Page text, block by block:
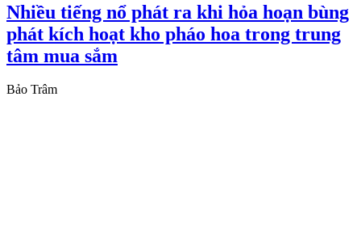
Nhiều tiếng nổ phát ra khi hỏa hoạn bùng
phát kích hoạt kho pháo hoa trong trung
tâm mua sắm
Bảo Trâm